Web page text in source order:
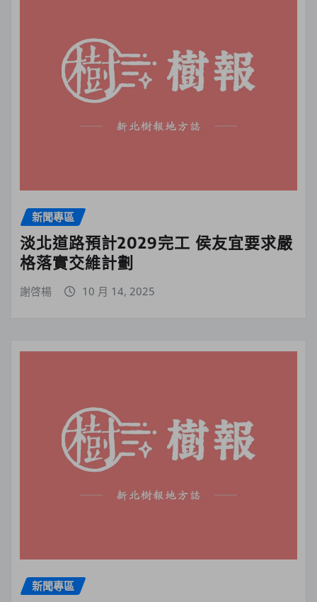
新聞專區
淡北道路預計2029完工 侯友宜要求嚴
格落實交維計劃
謝啓楊 10 月 14, 2025
新聞專區